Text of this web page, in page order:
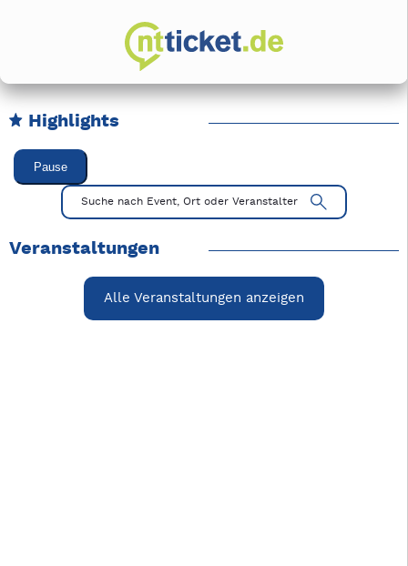
Highlights
Karussell Veranstaltungen überspringen
Pause
Mit Tab zu den Steuerelementen wechseln. Mit Pfeiltasten
Suche nach Event, Ort oder Veranstalter
Veranstaltungen
Alle Veranstaltungen anzeigen